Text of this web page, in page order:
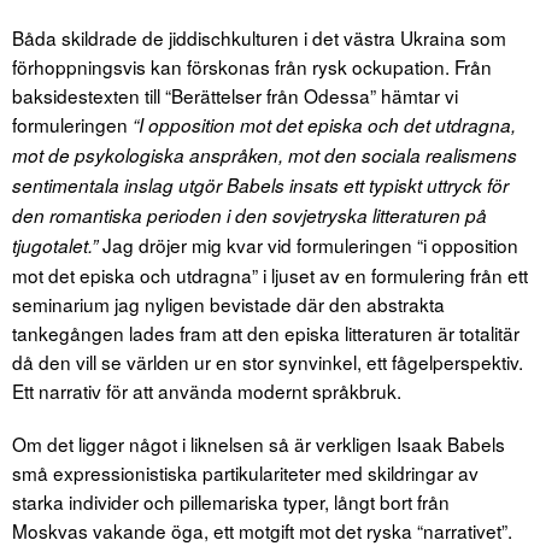
Båda skildrade de jiddischkulturen i det västra Ukraina som
förhoppningsvis kan förskonas från rysk ockupation. Från
baksidestexten till “Berättelser från Odessa” hämtar vi
formuleringen “I opposition mot det episka och det utdragna,
mot de psykologiska anspråken, mot den sociala realismens
sentimentala inslag utgör Babels insats ett typiskt uttryck för
den romantiska perioden i den sovjetryska litteraturen på
tjugotalet.”Jag dröjer mig kvar vid formuleringen “i opposition
mot det episka och utdragna” i ljuset av en formulering från ett
seminarium jag nyligen bevistade där den abstrakta
tankegången lades fram att den episka litteraturen är totalitär
då den vill se världen ur en stor synvinkel, ett fågelperspektiv.
Ett narrativ för att använda modernt språkbruk.
Om det ligger något i liknelsen så är verkligen Isaak Babels
små expressionistiska partikulariteter med skildringar av
starka individer och pillemariska typer, långt bort från
Moskvas vakande öga, ett motgift mot det ryska “narrativet”.